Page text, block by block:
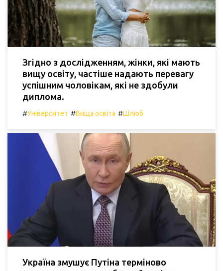
Згідно з дослідженням, жінки, які мають
вищу освіту, частіше надають перевагу
успішним чоловікам, які не здобули
диплома.
#Університет #Вища освіта #Шлюб
Україна змушує Путіна терміново